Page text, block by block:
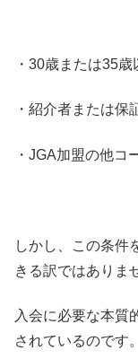
・30歳または35
・紹介者または保
・JGA加盟の他コ
しかし、この条件
きる訳ではありま
入会に必要な本質
されているのです。